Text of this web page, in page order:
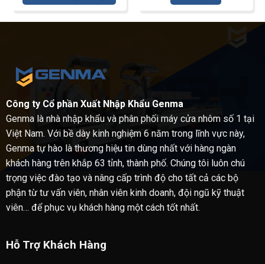
Công ty Cổ phần Xuất Nhập Khẩu Genma
Genma là nhà nhập khẩu và phân phối máy cửa nhôm số 1 tại
Việt Nam. Với bề dày kinh nghiệm 6 năm trong lĩnh vực này,
Genma tự hào là thương hiệu tin dùng nhất với hàng ngàn
khách hàng trên khắp 63 tỉnh, thành phố. Chúng tôi luôn chú
trọng việc đào tạo và nâng cấp trình độ cho tất cả các bộ
phận từ tư vấn viên, nhân viên kinh doanh, đội ngũ kỹ thuật
viên… để phục vụ khách hàng một cách tốt nhất.
Hỗ Trợ Khách Hàng